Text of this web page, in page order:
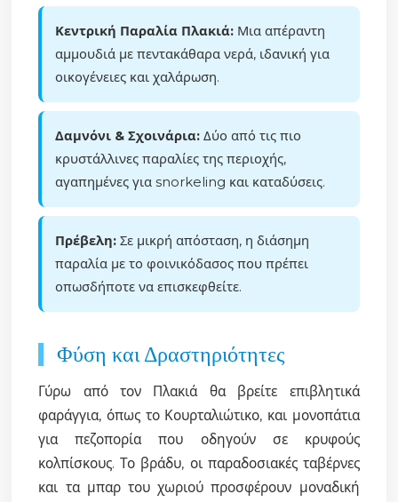
Κεντρική Παραλία Πλακιά: Μια απέραντη
αμμουδιά με πεντακάθαρα νερά, ιδανική για
οικογένειες και χαλάρωση.
Δαμνόνι & Σχοινάρια: Δύο από τις πιο
κρυστάλλινες παραλίες της περιοχής,
αγαπημένες για snorkeling και καταδύσεις.
Πρέβελη: Σε μικρή απόσταση, η διάσημη
παραλία με το φοινικόδασος που πρέπει
οπωσδήποτε να επισκεφθείτε.
Φύση και Δραστηριότητες
Γύρω από τον Πλακιά θα βρείτε επιβλητικά
φαράγγια, όπως το Κουρταλιώτικο, και μονοπάτια
για πεζοπορία που οδηγούν σε κρυφούς
κολπίσκους. Το βράδυ, οι παραδοσιακές ταβέρνες
και τα μπαρ του χωριού προσφέρουν μοναδική